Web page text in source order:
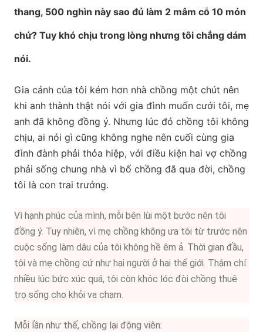
thang, 500 nghìn này sao đủ làm 2 mâm cỗ 10 món
chứ? Tuy khó chịu trong lòng nhưng tôi chẳng dám
nói.
Gia cảnh của tôi kém hơn nhà chồng một chút nên
khi anh thành thật nói với gia đình muốn cưới tôi, mẹ
anh đã không đồng ý. Nhưng lúc đó chồng tôi không
chịu, ai nói gì cũng không nghe nên cuối cùng gia
đình đành phải thỏa hiệp, với điều kiện hai vợ chồng
phải sống chung nhà vì bố chồng đã qua đời, chồng
tôi là con trai trưởng.
Vì hạnh phúc của mình, mỗi bên lùi một bước nên tôi
đồng ý. Tuy nhiên, vì mẹ chồng không ưa tôi từ trước nên
cuộc sống làm dâu của tôi không hề êm ả. Thời gian đầu,
tôi và mẹ chồng cứ như hai người ở hai thế giới. Thậm chí
nhiều lúc bức xúc quá, tôi còn khóc lóc đòi chồng thuê
trọ sống cho khỏi va chạm.
Mỗi lần như thế, chồng lại động viên: